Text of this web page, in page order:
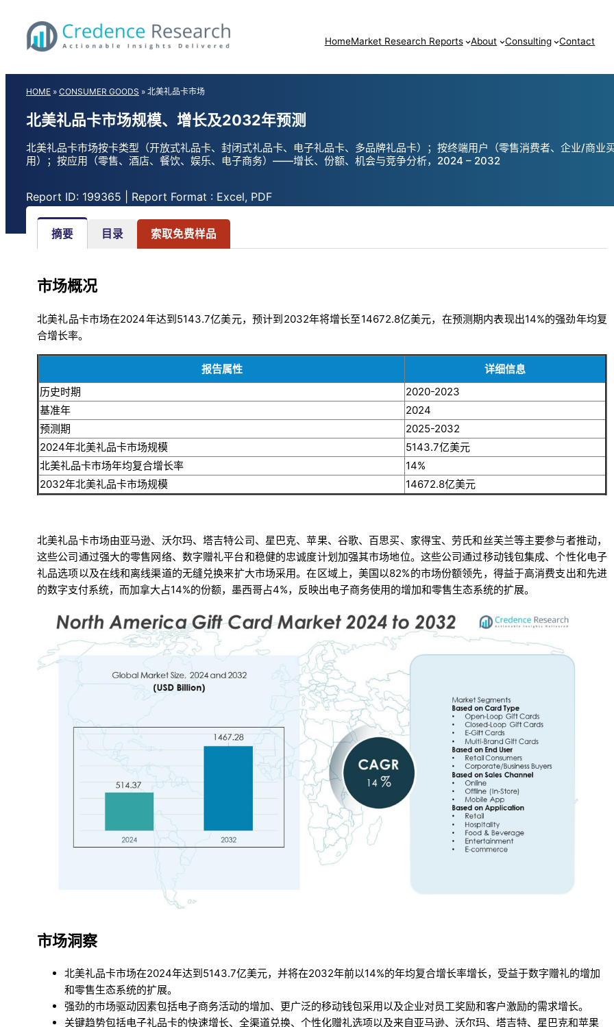
content
HomeMarket Research Reports About Consulting Contact
HOME » CONSUMER GOODS » 北美礼品卡市场
北美礼品卡市场规模、增长及2032年预测
北美礼品卡市场按卡类型（开放式礼品卡、封闭式礼品卡、电子礼品卡、多品牌礼品卡）；按终端用户（零售消费者、企业/商
用）；按应用（零售、酒店、餐饮、娱乐、电子商务）——增长、份额、机会与竞争分析，2024 – 2032
Report ID: 199365 | Report Format : Excel, PDF
摘要 目录 索取免费样品
市场概况
北美礼品卡市场在2024年达到5143.7亿美元，预计到2032年将增长至14672.8亿美元，在预测期内表现出14%的强劲年均复
合增长率。
报告属性
详细信息
历史时期
2020-2023
基准年
2024
预测期
2025-2032
2024年北美礼品卡市场规模
5143.7亿美元
北美礼品卡市场年均复合增长率
14%
2032年北美礼品卡市场规模
14672.8亿美元
北美礼品卡市场由亚马逊、沃尔玛、塔吉特公司、星巴克、苹果、谷歌、百思买、家得宝、劳氏和丝芙兰等主要参与者推动，
这些公司通过强大的零售网络、数字赠礼平台和稳健的忠诚度计划加强其市场地位。这些公司通过移动钱包集成、个性化电子
礼品选项以及在线和离线渠道的无缝兑换来扩大市场采用。在区域上，美国以82%的市场份额领先，得益于高消费支出和先进
的数字支付系统，而加拿大占14%的份额，墨西哥占4%，反映出电子商务使用的增加和零售生态系统的扩展。
市场洞察
北美礼品卡市场在2024年达到5143.7亿美元，并将在2032年前以14%的年均复合增长率增长，受益于数字赠礼的增加
和零售生态系统的扩展。
强劲的市场驱动因素包括电子商务活动的增加、更广泛的移动钱包采用以及企业对员工奖励和客户激励的需求增长。
关键趋势包括电子礼品卡的快速增长、全渠道兑换、个性化赠礼选项以及来自亚马逊、沃尔玛、塔吉特、星巴克和苹果